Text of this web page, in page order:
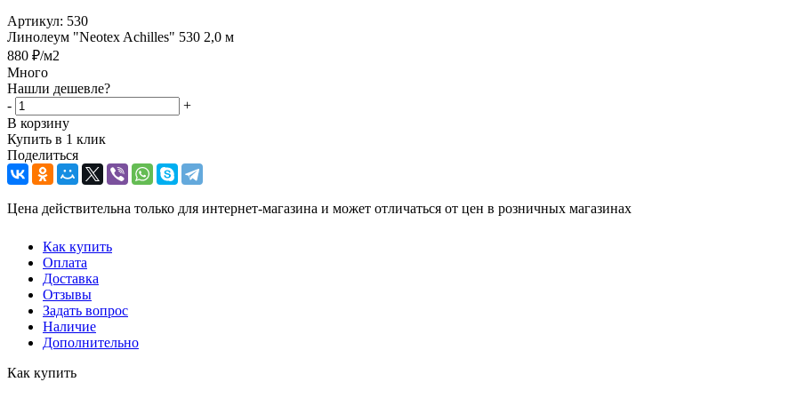
Артикул: 530
Линолеум "Neotex Achilles" 530 2,0 м
880 ₽/м2
Много
Нашли дешевле?
-
+
В корзину
Купить в 1 клик
Поделиться
Цена действительна только для интернет-магазина и может отличаться от цен в розничных магазинах
Как купить
Оплата
Доставка
Отзывы
Задать вопрос
Наличие
Дополнительно
Как купить